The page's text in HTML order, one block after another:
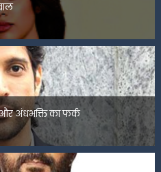
अंधभक्ति का फर्क